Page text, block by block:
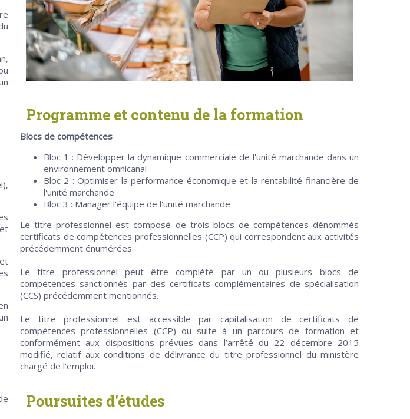
Programme et contenu de la formation
Blocs de compétences
Bloc 1 : Développer la dynamique commerciale de l'unité marchande dans un
environnement omnicanal
Bloc 2 : Optimiser la performance économique et la rentabilité financière de
l'unité marchande
Bloc 3 : Manager l'équipe de l'unité marchande
Le titre professionnel est composé de trois blocs de compétences dénommés
certificats de compétences professionnelles (CCP) qui correspondent aux activités
précédemment énumérées.
Le titre professionnel peut être complété par un ou plusieurs blocs de
compétences sanctionnés par des certificats complémentaires de spécialisation
(CCS) précédemment mentionnés.
Le titre professionnel est accessible par capitalisation de certificats de
compétences professionnelles (CCP) ou suite à un parcours de formation et
conformément aux dispositions prévues dans l’arrêté du 22 décembre 2015
modifié, relatif aux conditions de délivrance du titre professionnel du ministère
chargé de l'emploi.
Poursuites d'études